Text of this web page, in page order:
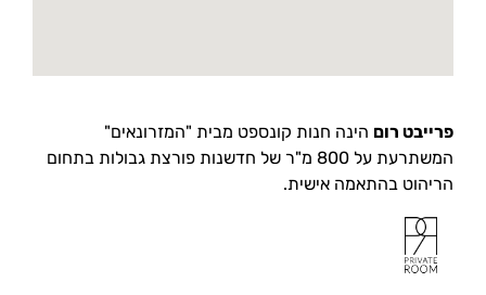
פרייבט רום הינה חנות קונספט מבית "המזרונאים"
המשתרעת על 800 מ"ר של חדשנות פורצת גבולות בתחום
הריהוט בהתאמה אישית.